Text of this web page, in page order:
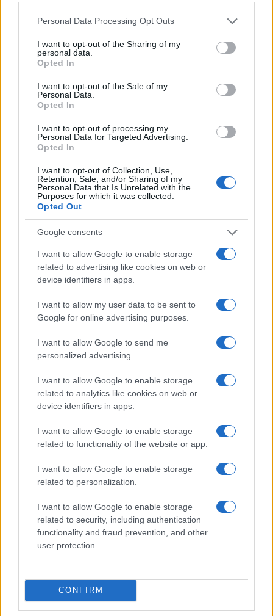
Please note that this website/app uses one or more Google
not limited to your visit or usage behaviour. You may click to
grant or deny consent to Google and its third-party tags to
use your data for below specified purposes in below Google
consent section.
Personal Data Processing Opt Outs
I want to opt-out of the Sharing of my
personal data.
Opted In
I want to opt-out of the Sale of my
Personal Data.
Opted In
I want to opt-out of processing my
Personal Data for Targeted Advertising.
Opted In
I want to opt-out of Collection, Use,
Retention, Sale, and/or Sharing of my
Personal Data that Is Unrelated with the
Purposes for which it was collected.
Opted Out
Google consents
I want to allow Google to enable storage
related to advertising like cookies on web or
device identifiers in apps.
I want to allow my user data to be sent to
Google for online advertising purposes.
I want to allow Google to send me
personalized advertising.
I want to allow Google to enable storage
related to analytics like cookies on web or
device identifiers in apps.
I want to allow Google to enable storage
related to functionality of the website or app.
I want to allow Google to enable storage
related to personalization.
I want to allow Google to enable storage
related to security, including authentication
functionality and fraud prevention, and other
user protection.
CONFIRM
Magna Pars Milano: un’esperienza olfattiva unica in un
Matteo Pellegrino · 7 Ago 2026
LIFESTYLE
Dove si terrà Vogue World nel 2027: la scelta di San
Francisco
Matteo Pellegrino · 6 Ago 2026
LIFESTYLE
Come riconoscere e risolvere i problemi della lavanda
nel tuo giardino